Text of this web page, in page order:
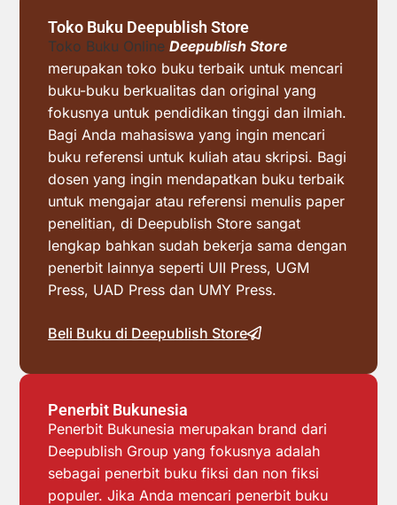
Toko Buku Deepublish Store
Toko Buku Online Deepublish Store
merupakan toko buku terbaik untuk mencari
buku-buku berkualitas dan original yang
fokusnya untuk pendidikan tinggi dan ilmiah.
Bagi Anda mahasiswa yang ingin mencari
buku referensi untuk kuliah atau skripsi. Bagi
dosen yang ingin mendapatkan buku terbaik
untuk mengajar atau referensi menulis paper
penelitian, di Deepublish Store sangat
lengkap bahkan sudah bekerja sama dengan
penerbit lainnya seperti UII Press, UGM
Press, UAD Press dan UMY Press.
Beli Buku di Deepublish Store
Penerbit Bukunesia
Penerbit Bukunesia merupakan brand dari
Deepublish Group yang fokusnya adalah
sebagai penerbit buku fiksi dan non fiksi
populer. Jika Anda mencari penerbit buku